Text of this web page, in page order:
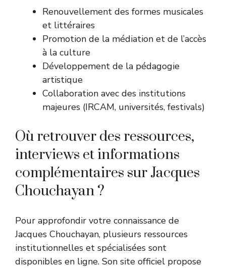
Renouvellement des formes musicales
et littéraires
Promotion de la médiation et de l’accès
à la culture
Développement de la pédagogie
artistique
Collaboration avec des institutions
majeures (IRCAM, universités, festivals)
Où retrouver des ressources,
interviews et informations
complémentaires sur Jacques
Chouchayan ?
Pour approfondir votre connaissance de
Jacques Chouchayan, plusieurs ressources
institutionnelles et spécialisées sont
disponibles en ligne. Son site officiel propose